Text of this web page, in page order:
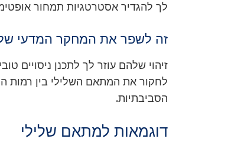
לך להגדיר אסטרטגיות תמחור
זה לשפר את המחקר המדעי
זיהוי שלהם עוזר לך לתכנן ניסויים
לחקור את המתאם השלילי בין רמות
הסביבתיות.
דוגמאות למתאם שלילי